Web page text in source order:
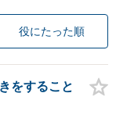
役にたった順
をすること